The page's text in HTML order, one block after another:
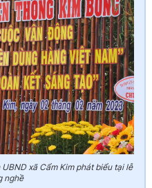
xã Cẩm Kim phát biểu tại lễ
nghề